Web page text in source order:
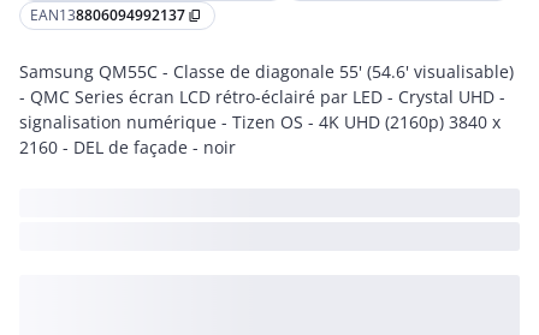
EAN138806094992137 content_copy
Samsung QM55C - Classe de diagonale 55' (54.6' visualisable)
- QMC Series écran LCD rétro-éclairé par LED - Crystal UHD -
signalisation numérique - Tizen OS - 4K UHD (2160p) 3840 x
2160 - DEL de façade - noir